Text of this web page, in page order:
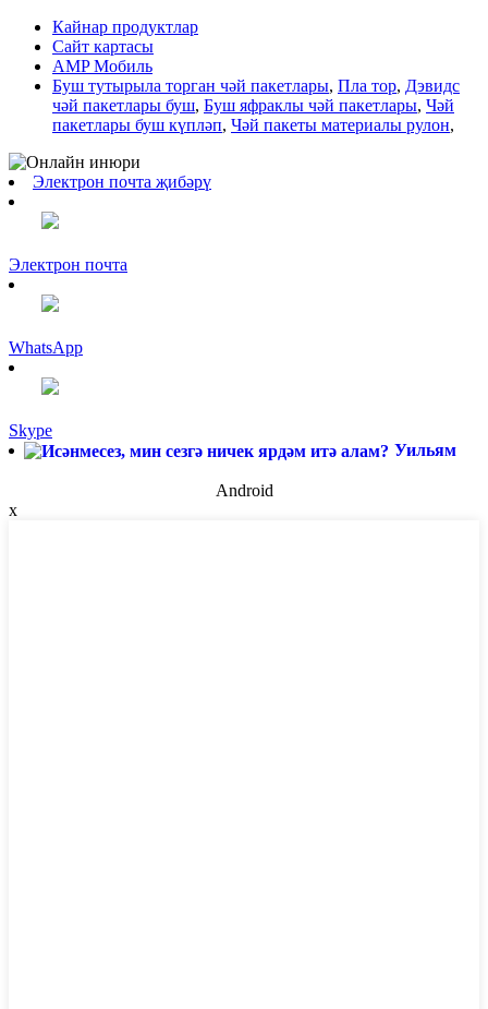
Кайнар продуктлар
Сайт картасы
AMP Мобиль
Буш тутырыла торган чәй пакетлары, Пла тор, Дэвидс
чәй пакетлары буш, Буш яфраклы чәй пакетлары, Чәй
пакетлары буш күпләп, Чәй пакеты материалы рулон,
Электрон почта җибәрү
Электрон почта
WhatsApp
Skype
Уильям
Android
x